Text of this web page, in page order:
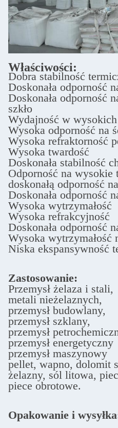
Właściwości:
Dobra stabilność
Doskonała odporność
Doskonała odporność
szkło
Wydajność w
Wysoka odporność na
Wysoka refraktorność
Wysoka twardość
Doskonała stabilność
Odporność na wysokie
doskonałą odporność
Doskonała odporność
Wysoka wytrzymałość
Wysoka refrakcyjność
Doskonała odporność
Wysoka wytrzymałość
Niska ekspansywność
Zastosowanie:
Przemysł żelaza i stali,
metali nieżelaznych,
przemysł budowlany,
przemysł szklany,
przemysł
przemysł energetyczny
przemysł maszynowy
pellet, wapno, dolomit
żelazny, sól litowa,
piece obrotowe.
Opakowanie i